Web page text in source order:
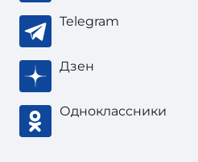
Telegram
Дзен
Одноклассники